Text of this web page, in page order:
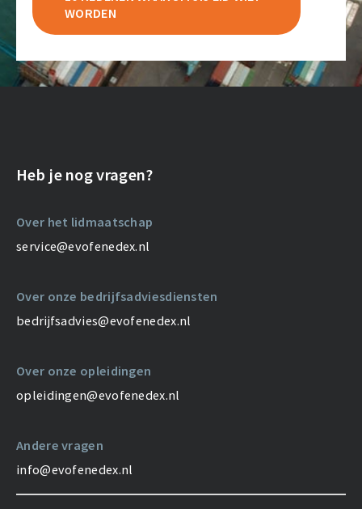
WORDEN
Heb je nog vragen?
Over het lidmaatschap
service@evofenedex.nl
Over onze bedrijfsadviesdiensten
bedrijfsadvies@evofenedex.nl
Over onze opleidingen
opleidingen@evofenedex.nl
Andere vragen
info@evofenedex.nl